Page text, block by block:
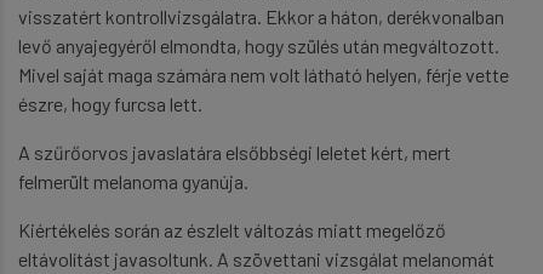
visszatért kontrollvizsgálatra. Ekkor a háton, derékvonalban
levő anyajegyéről elmondta, hogy szülés után megváltozott.
Mivel saját maga számára nem volt látható helyen, férje vette
észre, hogy furcsa lett.
A szűrőorvos javaslatára elsőbbségi leletet kért, mert
felmerült melanoma gyanúja.
Kiértékelés során az észlelt változás miatt megelőző
eltávolítást javasoltunk. A szövettani vizsgálat melanomát